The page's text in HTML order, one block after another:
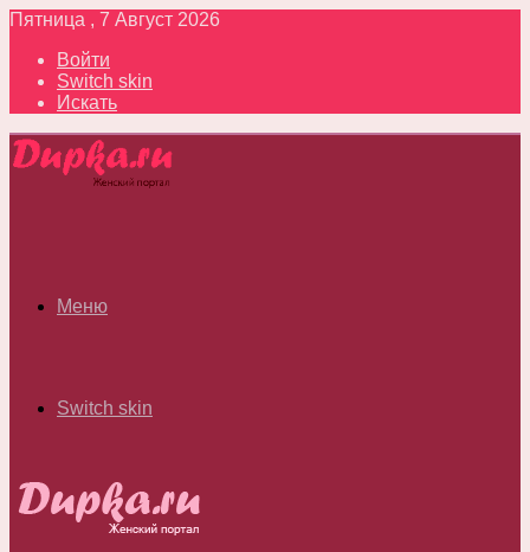
Пятница , 7 Август 2026
Войти
Switch skin
Искать
Меню
Switch skin